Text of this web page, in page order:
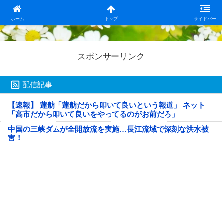
ホーム トップ サイドバー
日本第一！ニュース録
スポンサーリンク
配信記事
【速報】 蓮舫「蓮舫だから叩いて良いという報道」 ネット
「高市だから叩いて良いをやってるのがお前だろ」
中国の三峡ダムが全開放流を実施…長江流域で深刻な洪水被
害！